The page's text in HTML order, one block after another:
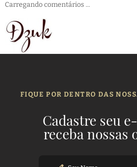
Carregando comentários ...
FIQUE POR DENTRO DAS
Cadastre seu
receba nossas